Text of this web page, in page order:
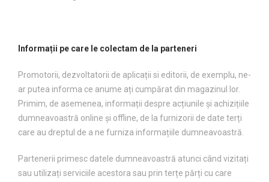
Informații pe care le colectam de la parteneri
Promotorii, dezvoltatorii de aplicații si editorii, de exemplu, ne-
ar putea informa ce anume ați cumpărat din magazinul lor.
Primim, de asemenea, informații despre acțiunile și achizițiile
dumneavoastră online și offline, de la furnizorii de date terți
care au dreptul de a ne furniza informațiile dumneavoastră.
Partenerii primesc datele dumneavoastră atunci când vizitați
sau utilizați serviciile acestora sau prin terțe părți cu care